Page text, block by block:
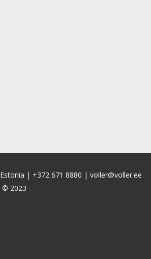
| +372 671 8880 | voller@voller.ee
© 2023